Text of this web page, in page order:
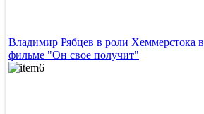
Владимир Рябцев в роли Хеммерстока в
фильме "Он свое получит"